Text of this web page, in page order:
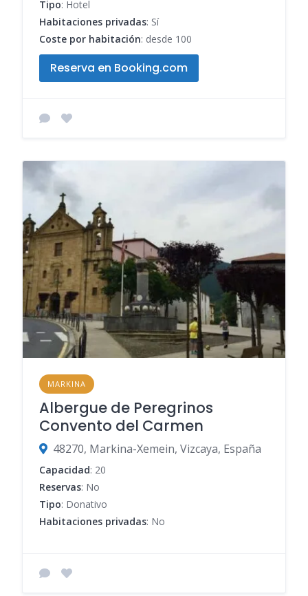
Tipo: Hotel
Habitaciones privadas: Sí
Coste por habitación: desde 100
Reserva en Booking.com
MARKINA
Albergue de Peregrinos
Convento del Carmen
48270, Markina-Xemein, Vizcaya, España
Capacidad: 20
Reservas: No
Tipo: Donativo
Habitaciones privadas: No